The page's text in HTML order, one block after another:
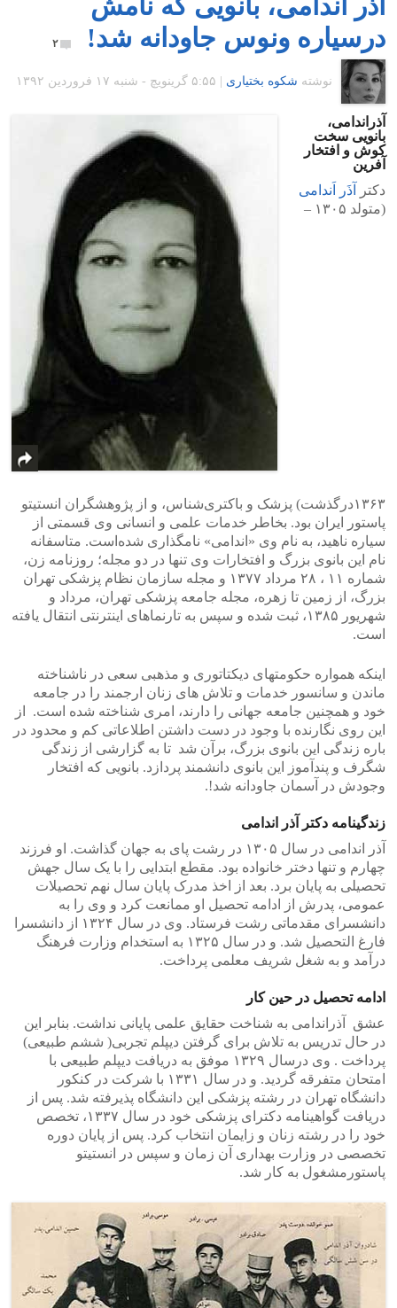
درسیاره ونوس جاودانه شد!
۲
نوشته شکوه بختیاری ۵:۵۵ گرينويچ - شنبه ۱۷ فروردین ۱۳۹۲
آذراندامی،
بانویی سخت
کوش و افتخار
آفرین
دکتر
آذَر اَندامی
(متولد ۱۳۰۵ –
۱۳۶۳درگذشت) پزشک و باکتری‌شناس، و از پژوهشگران انستیتو
پاستور ایران بود. بخاطر خدمات علمی و انسانی وی قسمتی از
سیاره ناهید، به نام وی «اندامی» نامگذاری شده‌است. متاسفانه
نام این بانوی بزرگ و افتخارات وی تنها در دو مجله؛ روزنامه زن،
شماره ۱۱ ، ۲۸ مرداد ۱۳۷۷ و مجله سازمان نظام پزشکی تهران
بزرگ، از زمین تا زهره، مجله جامعه پزشکی تهران، مرداد و
شهریور ۱۳۸۵، ثبت شده و سپس به تارنماهای اینترنتی انتقال یافته
است.
اینکه همواره حکومتهای دیکتاتوری و مذهبی سعی در ناشناخته
ماندن و سانسور خدمات و تلاش های زنان ارجمند را در جامعه
خود و همچنین جامعه جهانی را دارند، امری شناخته شده است. از
این روی نگارنده با وجود در دست داشتن اطلاعاتی کم و محدود در
باره زندگی این بانوی بزرگ، برآن شد تا به گزارشی از زندگی
شگرف و پندآموز این بانوی دانشمند پردازد. بانویی که افتخار
وجودش در آسمان جاودانه شد!.
زندگینامه دکتر آذر اندامی
آذر اندامی در سال ۱۳۰۵ در رشت پای به جهان گذاشت. او فرزند
چهارم و تنها دختر خانواده بود. مقطع ابتدایی را با یک سال جهش
تحصیلی به پایان برد. بعد از اخذ مدرک پایان سال نهم تحصیلات
عمومی، پدرش از ادامه تحصیل او ممانعت کرد و وی را به
دانشسرای مقدماتی رشت فرستاد. وی در سال ۱۳۲۴ از دانشسرا
فارغ التحصیل شد. و در سال ۱۳۲۵ به استخدام وزارت فرهنگ
درآمد و به شغل شریف معلمی پرداخت.
ادامه تحصیل در حین کار
عشق آذراندامی به شناخت حقایق علمی پایانی نداشت. بنابر این
در حال تدریس به تلاش برای گرفتن دیپلم تجربی( ششم طبیعی)
پرداخت . وی درسال ۱۳۲۹ موفق به دریافت دیپلم طبیعی با
امتحان متفرقه گردید. و در سال ۱۳۳۱ با شرکت در کنکور
دانشگاه تهران در رشته پزشکی این دانشگاه پذیرفته شد. پس از
دریافت گواهینامه دکترای پزشکی خود در سال ۱۳۳۷، تخصص
خود را در رشته زنان و زایمان انتخاب کرد. پس از پایان دوره
تخصصی در وزارت بهداری آن زمان و سپس در انستیتو
پاستورمشغول به کار شد.